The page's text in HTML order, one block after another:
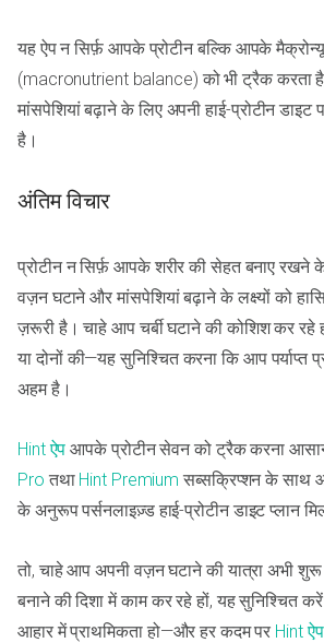
यह ऐप न सिर्फ़ आपके प्रोटीन बल्कि आपके
(macronutrient balance) को भी ट्रैक करता
मांसपेशियां बढ़ाने के लिए अपनी हाई-प्रोटीन डाइट
है।
अंतिम विचार
प्रोटीन न सिर्फ़ आपके शरीर की सेहत बनाए रखने
वज़न घटाने और मांसपेशियां बढ़ाने के लक्ष्यों को
ज़रूरी है। चाहे आप चर्बी घटाने की कोशिश कर रहे
या दोनों की—यह सुनिश्चित करना कि आप पर्याप्त
अहम है।
Hint ऐप आपके प्रोटीन सेवन को ट्रैक करना
Pro तथा Hint Premium सब्सक्रिप्शन के साथ
के अनुरूप पर्सनलाइज़्ड हाई-प्रोटीन डाइट प्लान
तो, चाहे आप अपनी वज़न घटाने की यात्रा अभी शुरू
बनाने की दिशा में काम कर रहे हों, यह सुनिश्चित
आहार में प्राथमिकता हो—और हर कदम पर Hint ऐप